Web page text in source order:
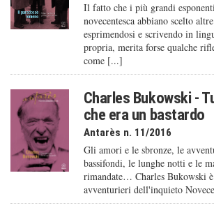
Il fatto che i più grandi
novecentesca abbiano scelto
esprimendosi e scrivendo in
propria, merita forse qualche
come [...]
Charles Bukowski -
che era un bastardo
Antarès n. 11/2016
Gli amori e le sbronze, le
bassifondi, le lunghe notti e le
rimandate… Charles Bukowski
avventurieri dell'inquieto